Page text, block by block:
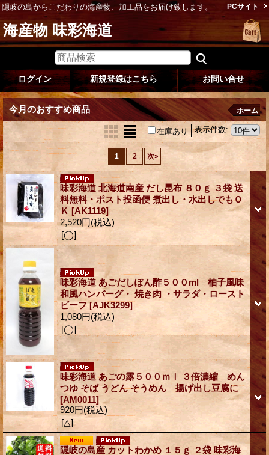
隠岐の島からこだわりの海産物、加工品をお届け致します。 PCサイト
海産物 味彩海道
ログイン 新規登録はこちら お問い合せ
今月のおすすめ商品 ホーム
表示件数:
在庫あり
1 2 次»
味彩海道 北海道南産 だし昆布 ８０ｇ ３袋 送
料無料・ポスト投函便 煮出し・水出しでもＯ
Ｋ [AK1119]
2,520円(税込)
[◯]
味彩海道 あごだしぽん酢５００ml 柚子風味
和風ハンバーグ・ 焼き肉 ・サラダ・ロースト
ビーフ[AJK3299]
1,080円(税込)
[◯]
味彩海道 あごの露５００ｍｌ ３倍濃縮 めん
つゆ そば うどん そうめん 揚げ出し豆腐に
[AM0011]
920円(税込)
[△]
隠岐の島産 カットわかめ １５ｇ ２袋 味彩海